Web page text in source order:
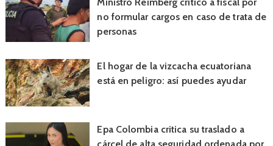
no formular cargos en caso de trata de
personas
El hogar de la vizcacha ecuatoriana
está en peligro: así puedes ayudar
Epa Colombia critica su traslado a
cárcel de alta seguridad ordenada por